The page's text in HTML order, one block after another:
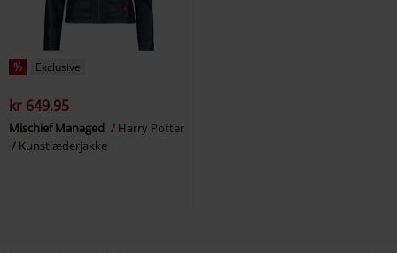
% Exclusive
kr 649.95
Mischief Managed
Harry Potter
Kunstlæderjakke